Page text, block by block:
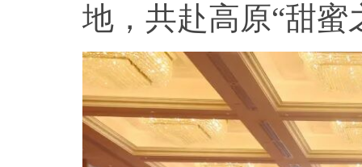
地，共赴高原“甜蜜